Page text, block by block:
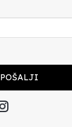
POŠALJI